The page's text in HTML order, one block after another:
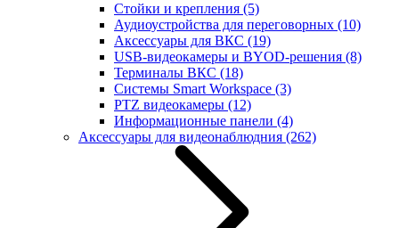
Стойки и крепления (5)
Аудиоустройства для переговорных (10)
Аксессуары для ВКС (19)
USB-видеокамеры и BYOD-решения (8)
Терминалы ВКС (18)
Системы Smart Workspace (3)
PTZ видеокамеры (12)
Информационные панели (4)
Аксессуары для видеонаблюдния (262)